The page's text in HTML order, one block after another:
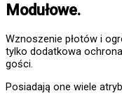
Modułowe.
Wznoszenie płotów i
tylko dodatkowa
gości.
Posiadają one wiele